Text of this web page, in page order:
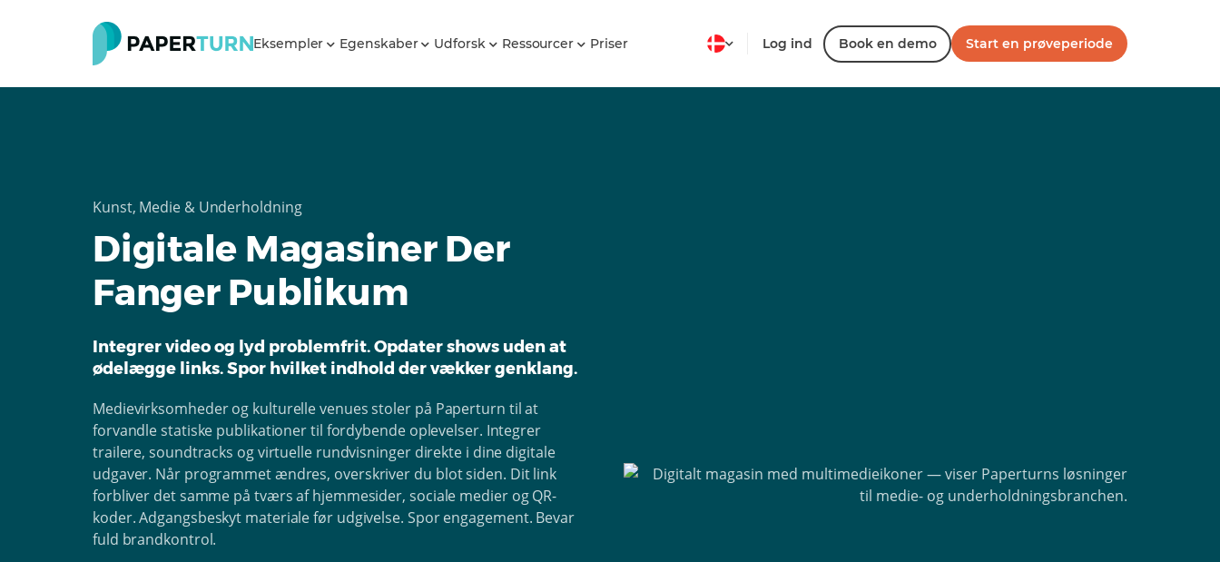
Eksempler Egenskaber Udforsk Ressourcer Priser Log ind Book en demo Start en prøveperiode
Kunst, Medie & Underholdning
Digitale Magasiner Der
Fanger Publikum
Integrer video og lyd problemfrit. Opdater shows uden at
ødelægge links. Spor hvilket indhold der vækker genklang.
Medievirksomheder og kulturelle venues stoler på Paperturn til at
forvandle statiske publikationer til fordybende oplevelser. Integrer
trailere, soundtracks og virtuelle rundvisninger direkte i dine digitale
udgaver. Når programmet ændres, overskriver du blot siden. Dit link
forbliver det samme på tværs af hjemmesider, sociale medier og QR-
koder. Adgangsbeskyt materiale før udgivelse. Spor engagement. Bevar
fuld brandkontrol.